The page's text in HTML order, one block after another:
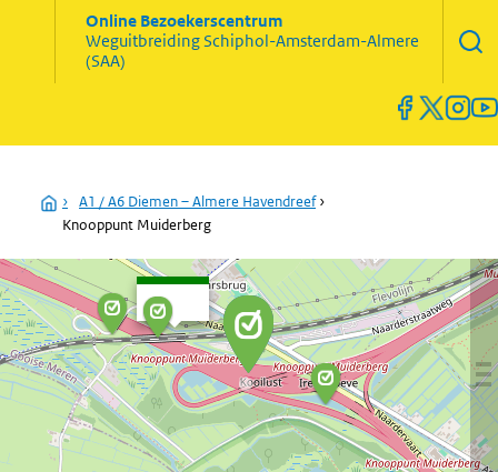
Online Bezoekerscentrum
WeguitbreidingSchiphol-Amsterdam-Almere
(SAA)
Home
› A1 / A6 Diemen – Almere Havendreef›
Knooppunt Muiderberg
Traject